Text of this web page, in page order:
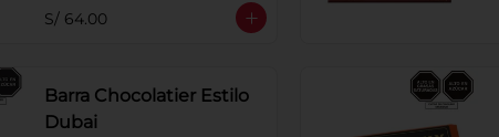
a cereza y whisky con café.
S/ 64.00
Barra Chocolatier Estilo
Dubai